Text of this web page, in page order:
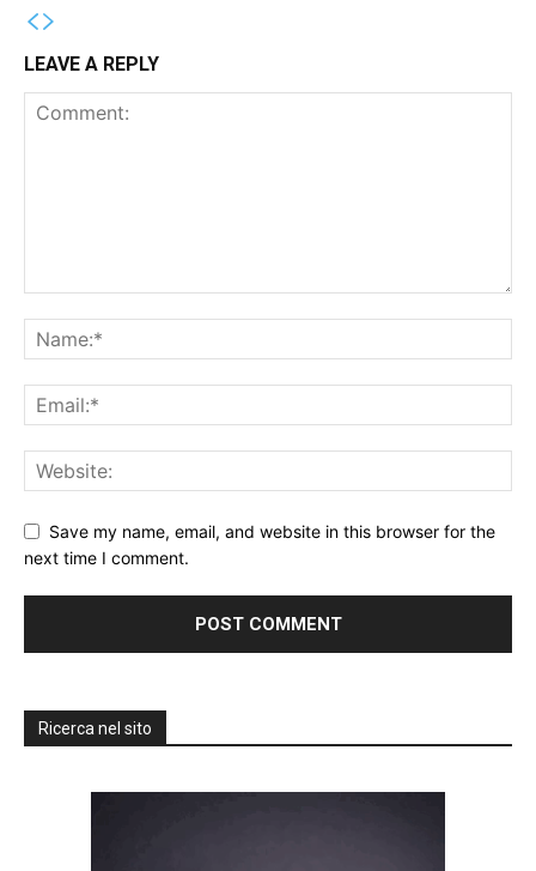
LEAVE A REPLY
Save my name, email, and website in this browser for the
next time I comment.
Ricerca nel sito